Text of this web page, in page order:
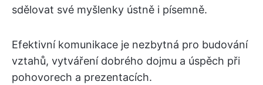
sdělovat své myšlenky ústně i písemně.
Efektivní komunikace je nezbytná pro budování
vztahů, vytváření dobrého dojmu a úspěch při
pohovorech a prezentacích.